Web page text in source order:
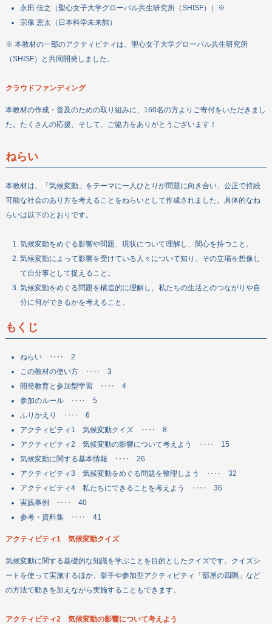
永田 佳之（聖心女子大学グローバル共生研究所（SHISF））※
宗像 恵太（日本科学未来館）
※ 本教材の一部のアクティビティは、聖心女子大学グローバル共生研究所
（SHISF）と共同開発しました。
クラウドファンディング
本教材の作成・普及のための取り組みに、160名の方よりご寄付をいただきまし
た。たくさんの応援、そして、ご協力をありがとうございます！
ねらい
本教材は、「気候変動」をテーマに一人ひとりが問題に向き合い、公正で持続
可能な社会のあり方を考えることをねらいとして作成されました。具体的なね
らいは以下のとおりです。
気候変動をめぐる影響や問題、現状について理解し、関心を持つこと。
気候変動によって影響を受けている人々について知り、その立場を想像し
て自分事として捉えること。
気候変動をめぐる問題を構造的に理解し、私たちの生活とのつながりや自
分に何ができるかを考えること。
もくじ
ねらい ‥‥ 2
この教材の使い方 ‥‥ 3
開発教育と参加型学習 ‥‥ 4
参加のルール ‥‥ 5
ふりかえり ‥‥ 6
アクティビティ1 気候変動クイズ ‥‥ 8
アクティビティ2 気候変動の影響について考えよう ‥‥ 15
気候変動に関する基本情報 ‥‥ 26
アクティビティ3 気候変動をめぐる問題を整理しよう ‥‥ 32
アクティビティ4 私たちにできることを考えよう ‥‥ 36
実践事例 ‥‥ 40
参考・資料集 ‥‥ 41
アクティビティ1 気候変動クイズ
気候変動に関する基礎的な知識を学ぶことを目的としたクイズです。クイズシ
ートを使って実施するほか、挙手や参加型アクティビティ「部屋の四隅」など
の方法で動きを加えながら実施することもできます。
アクティビティ2 気候変動の影響について考えよう